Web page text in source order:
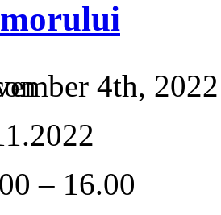
4th,
– 16.00